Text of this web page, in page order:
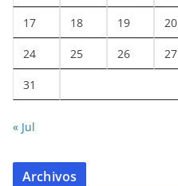
17 18 19 20
24 25 26 27
31
« Jul
Archivos